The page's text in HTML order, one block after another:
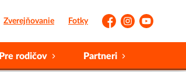
Zverejňovanie Fotky
FacebookInstagramYouTube
Pre rodičov Partneri